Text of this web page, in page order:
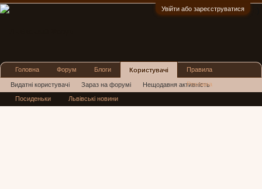
Увійти або зареєструватися
Головна Форум Блоги Користувачі
Видатні користувачі Зараз на форумі Нещодавня активність
Нові повідомлення профілю
Правила
Реклама
Посиденьки Львівські новини